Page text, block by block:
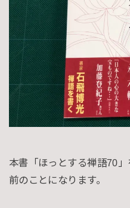
本書「ほっとする禅語70
前のことになります。